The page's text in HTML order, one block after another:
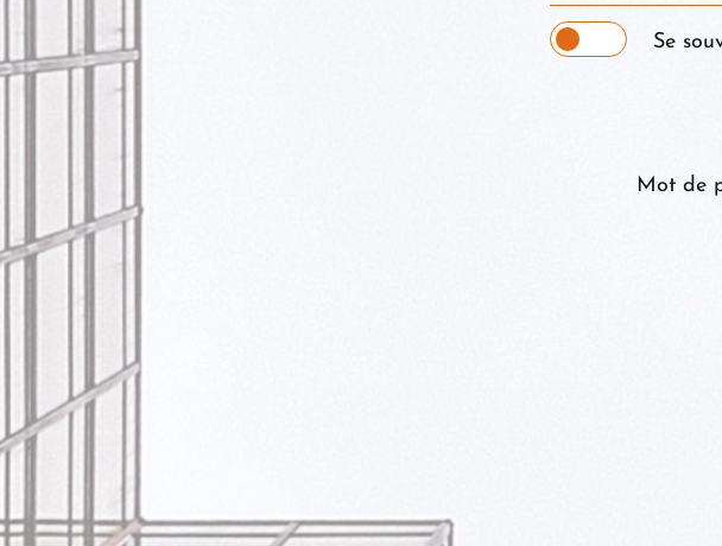
Se
Mot de